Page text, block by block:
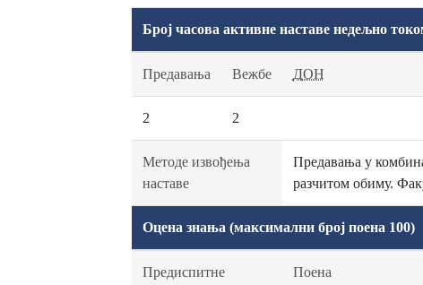
Број часова активне наставе недељно
Предавања Вежбе ДОН
2 2
Методе извођења
наставе
Предавања у
разчитом обиму.
Оцена знања (максимални број поена 100)
Предиспитне
Поена